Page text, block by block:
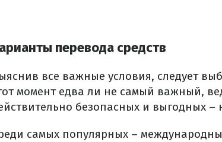
перевода средств
все важные условия, следует
момент едва ли не самый важный,
безопасных и выгодных –
самых популярных –